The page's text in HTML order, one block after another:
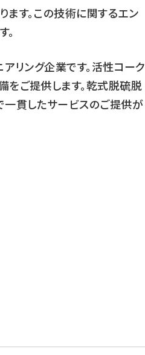
す。この技術に関するエン
リング企業です。活性コーク
ご提供します。乾式脱硫脱
貫したサービスのご提供が